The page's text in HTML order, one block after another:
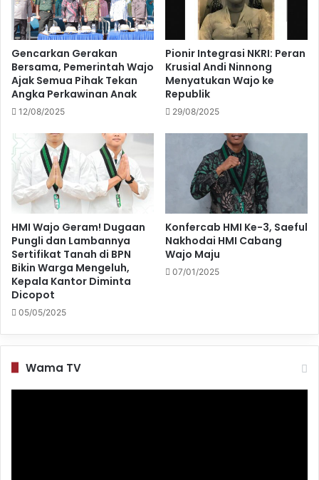
Gencarkan Gerakan
Bersama, Pemerintah Wajo
Ajak Semua Pihak Tekan
Angka Perkawinan Anak
12/08/2025
Pionir Integrasi NKRI: Peran
Krusial Andi Ninnong
Menyatukan Wajo ke
Republik
29/08/2025
HMI Wajo Geram! Dugaan
Pungli dan Lambannya
Sertifikat Tanah di BPN
Bikin Warga Mengeluh,
Kepala Kantor Diminta
Dicopot
05/05/2025
Konfercab HMI Ke-3, Saeful
Nakhodai HMI Cabang
Wajo Maju
07/01/2025
Wama TV